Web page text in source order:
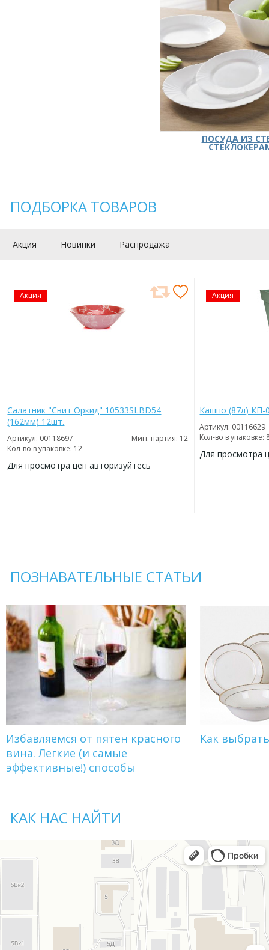
ПОСУДА ИЗ
ПОДБОРКА ТОВАРОВ
Акция Новинки Распродажа
Акция
Салатник "Свит Оркид" 10533SLBD54
(162мм) 12шт.
Артикул: 00118697
Мин. партия: 12
Кол-во в упаковке: 12
Для просмотра цен авторизуйтесь
Акция
Кашпо (87л) КП-
Артикул: 00116629
Кол-во в упаковке:
Для просмотра
ПОЗНАВАТЕЛЬНЫЕ СТАТЬИ
Избавляемся от пятен красного
вина. Легкие (и самые
эффективные!) способы
Как
КАК НАС НАЙТИ